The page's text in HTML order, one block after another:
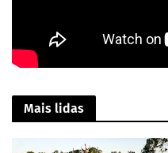
Mais lidas